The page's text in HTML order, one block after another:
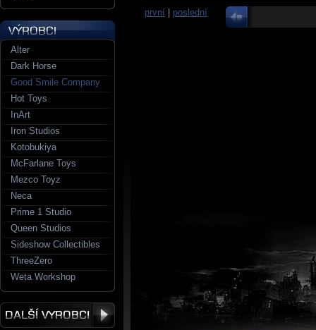
první poslední
Alter
Dark Horse
Good Smile Company
Hot Toys
InArt
Iron Studios
Kotobukiya
McFarlane Toys
Mezco Toyz
Neca
Prime 1 Studio
Queen Studios
Sideshow Collectibles
ThreeZero
Weta Workshop